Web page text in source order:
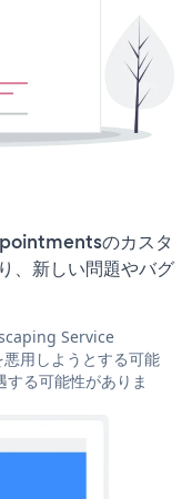
のカスタ
、新しい問題やバグ
Service
用しようとする可能
る可能性がありま